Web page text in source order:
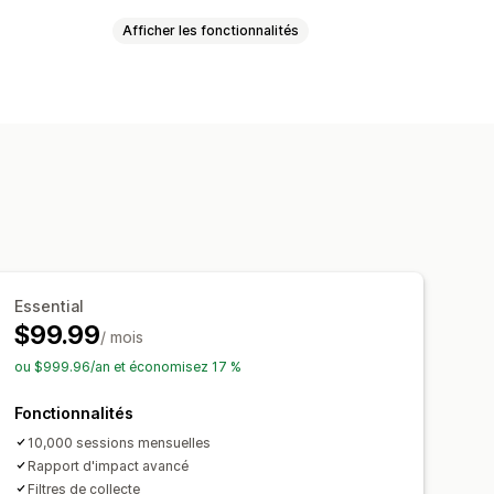
conversions
des filtres
Afficher les fonctionnalités
Essential
$99.99/ mois
ou $999.96/an et économisez 17 %
Fonctionnalités
10,000 sessions mensuelles
Rapport d'impact avancé
Filtres de collecte